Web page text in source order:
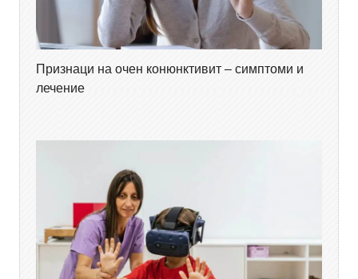
Признаци на очен конюнктивит – симптоми и
лечение